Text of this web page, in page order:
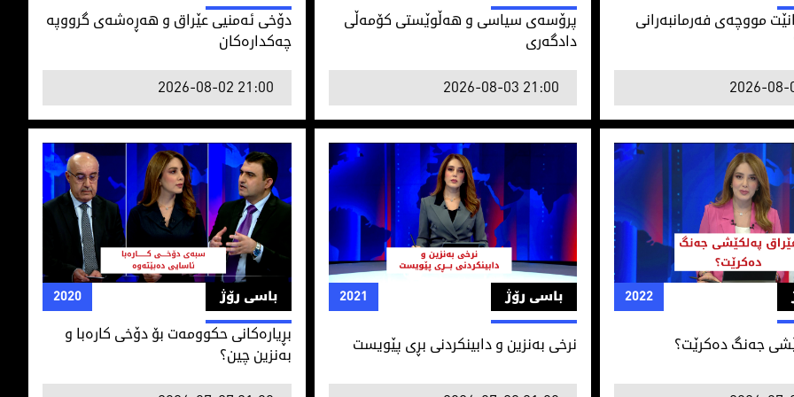
مووچەی فەرمانبەرانی
2026-
پرۆسه‌ی سیاسی و هه‌ڵوێستی كۆمه‌ڵی
دادگه‌ری
2026-08-03 21:00
دۆخی ئه‌منیی عێراق و هه‌ڕه‌شه‌ی‌ گرووپه‌
چه‌كداره‌كان
2026-08-02 21:00
جه‌نگ ده‌كرێت؟ 2022
جه‌نگ ده‌كرێت؟
نرخی بەنزین و دابینکردنی بڕی پێویست
باسی رۆژ 2021
نرخی بەنزین و دابینکردنی بڕی پێویست
بڕیاره‌كانی حكوومه‌ت بۆ دۆخی كاره‌با و به‌نزین
باسی رۆژ 2020
بڕیاره‌كانی حكوومه‌ت بۆ دۆخی كاره‌با و
به‌نزین چین؟